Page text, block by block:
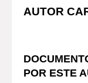
AUTOR
POR ESTE